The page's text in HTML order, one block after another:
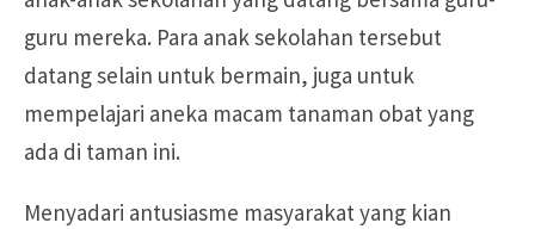
guru mereka. Para anak sekolahan tersebut
datang selain untuk bermain, juga untuk
mempelajari aneka macam tanaman obat yang
ada di taman ini.
Menyadari antusiasme masyarakat yang kian